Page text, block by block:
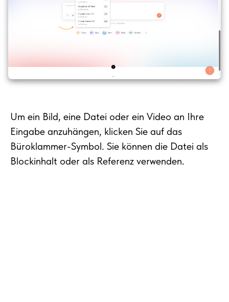
Um ein Bild, eine Datei oder ein Video an Ihre
Eingabe anzuhängen, klicken Sie auf das
Büroklammer-Symbol. Sie können die Datei als
Blockinhalt oder als Referenz verwenden.